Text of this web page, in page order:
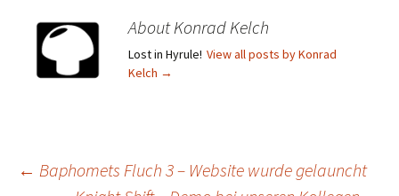
About Konrad Kelch
Lost in Hyrule! View all posts by Konrad
Kelch →
Post
← Baphomets Fluch 3 – Website wurde gelauncht